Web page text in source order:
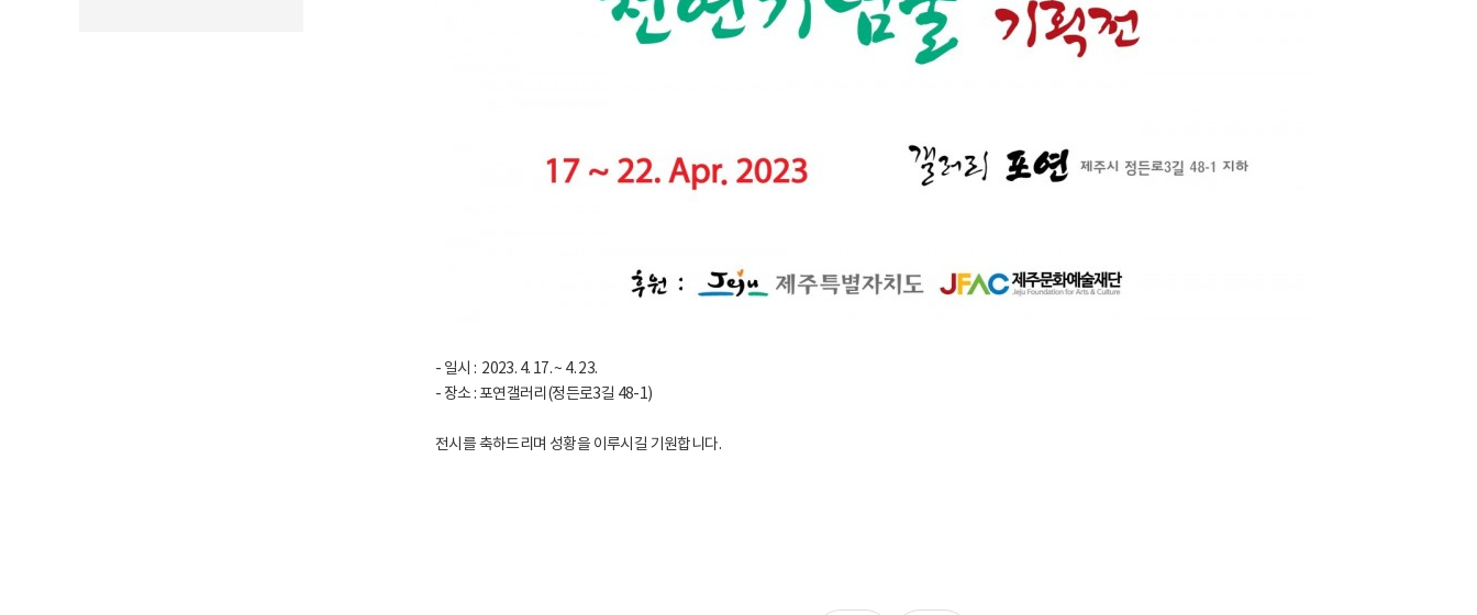
- 일시 : 2023. 4. 17. ~ 4. 23.
- 장소 : 포연갤러리(정든로3길 48-1)
전시를 축하드리며 성황을 이루시길 기원합니다.